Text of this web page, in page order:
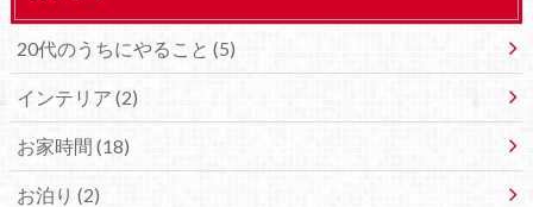
20代のうちにやること (5)
インテリア (2)
お家時間 (18)
お泊り (2)